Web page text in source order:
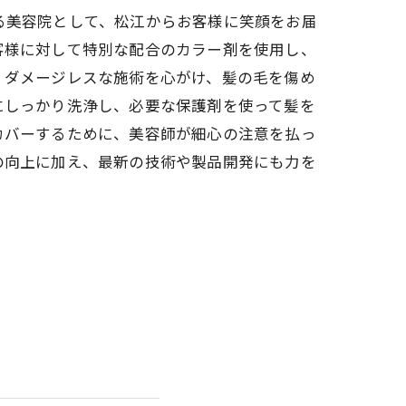
容院として、松江からお客様に笑顔をお届
に対して特別な配合のカラー剤を使用し、
メージレスな施術を心がけ、髪の毛を傷め
っかり洗浄し、必要な保護剤を使って髪を
ーするために、美容師が細心の注意を払っ
上に加え、最新の技術や製品開発にも力を